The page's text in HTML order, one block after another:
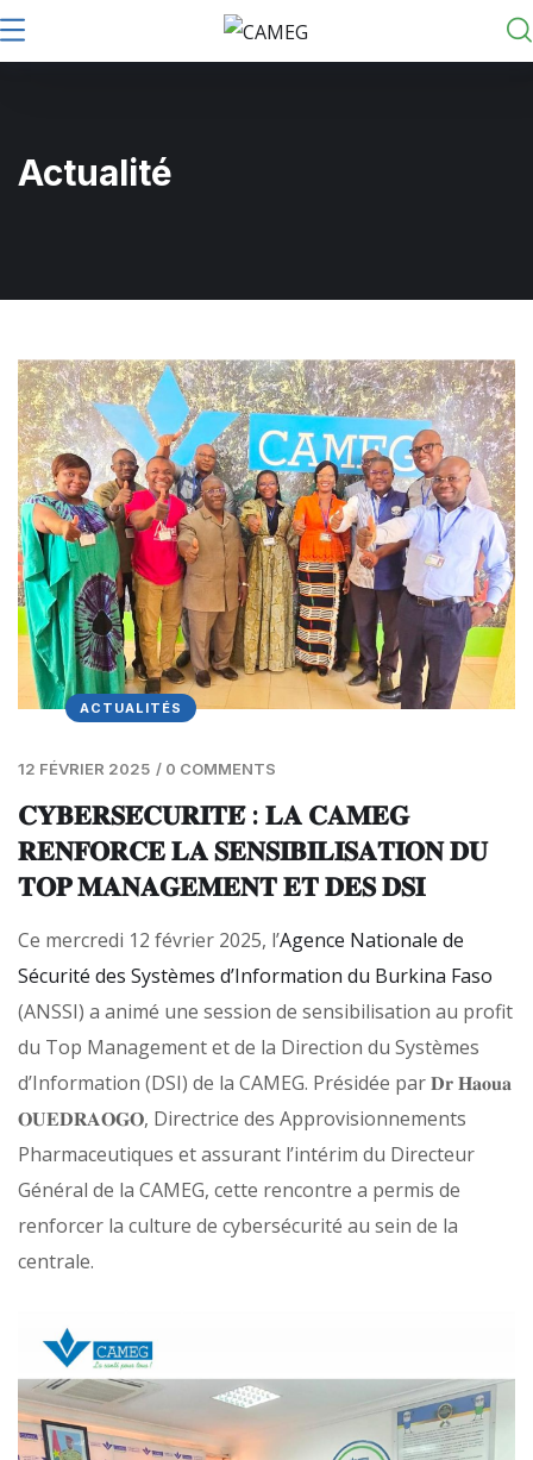
Actualité
ACTUALITÉS
12 FÉVRIER 2025 / 0 COMMENTS
𝐂𝐘𝐁𝐄𝐑𝐒𝐄́𝐂𝐔𝐑𝐈𝐓𝐄́ : 𝐋𝐀 𝐂𝐀𝐌𝐄𝐆
𝐑𝐄𝐍𝐅𝐎𝐑𝐂𝐄 𝐋𝐀 𝐒𝐄𝐍𝐒𝐈𝐁𝐈𝐋𝐈𝐒𝐀𝐓𝐈𝐎𝐍 𝐃𝐔
𝐓𝐎𝐏 𝐌𝐀𝐍𝐀𝐆𝐄𝐌𝐄𝐍𝐓 𝐄𝐓 𝐃𝐄𝐒 𝐃𝐒𝐈
Ce mercredi 12 février 2025, l’Agence Nationale de
Sécurité des Systèmes d’Information du Burkina Faso
(ANSSI) a animé une session de sensibilisation au profit
du Top Management et de la Direction du Systèmes
d’Information (DSI) de la CAMEG. Présidée par 𝐃𝐫 𝐇𝐚𝐨𝐮𝐚
𝐎𝐔𝐄𝐃𝐑𝐀𝐎𝐆𝐎, Directrice des Approvisionnements
Pharmaceutiques et assurant l’intérim du Directeur
Général de la CAMEG, cette rencontre a permis de
renforcer la culture de cybersécurité au sein de la
centrale.